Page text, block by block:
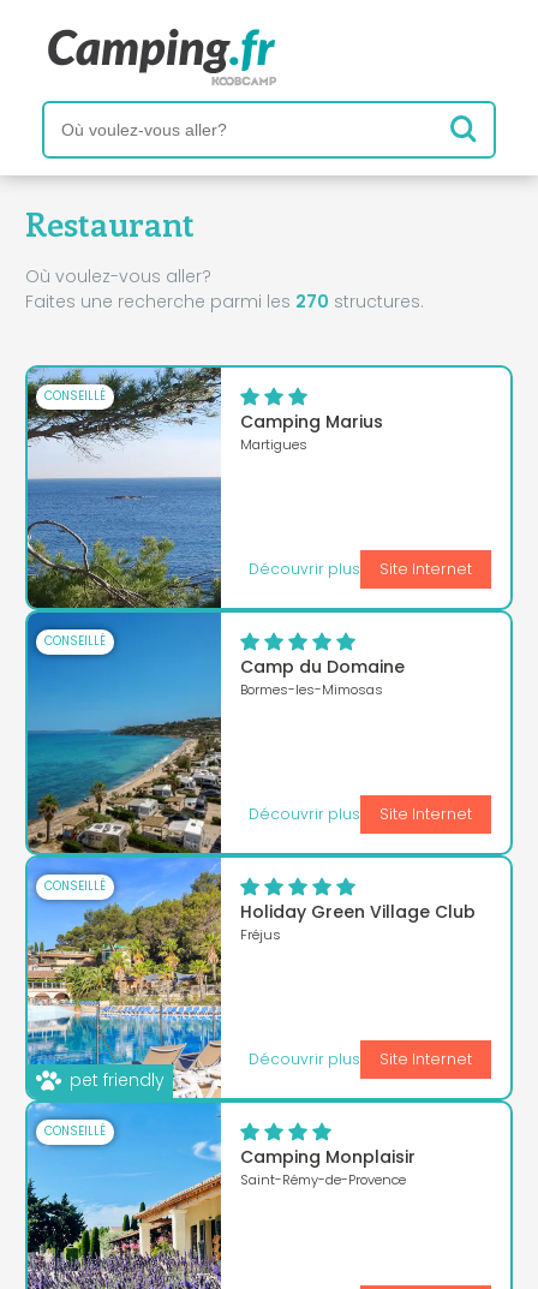
Restaurant
Où voulez-vous aller?
Faites une recherche parmi les 270 structures.
CONSEILLÉ
Camping Marius
Martigues
Découvrir plus Site Internet
CONSEILLÉ
Camp du Domaine
Bormes-les-Mimosas
Découvrir plus Site Internet
CONSEILLÉ
pet friendly
Holiday Green Village Club
Fréjus
Découvrir plus Site Internet
CONSEILLÉ
Camping Monplaisir
Saint-Rémy-de-Provence